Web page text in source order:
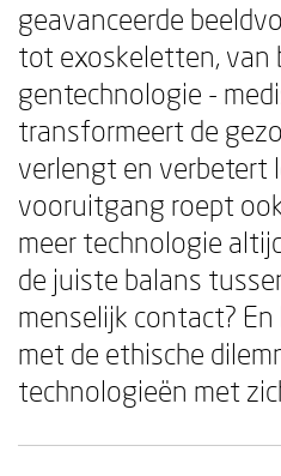
geavanceerde
tot exoskeletten, van
gentechnologie -
transformeert de
verlengt en verbetert
vooruitgang roept
meer technologie
de juiste balans
menselijk contact?
met de ethische
technologieën met